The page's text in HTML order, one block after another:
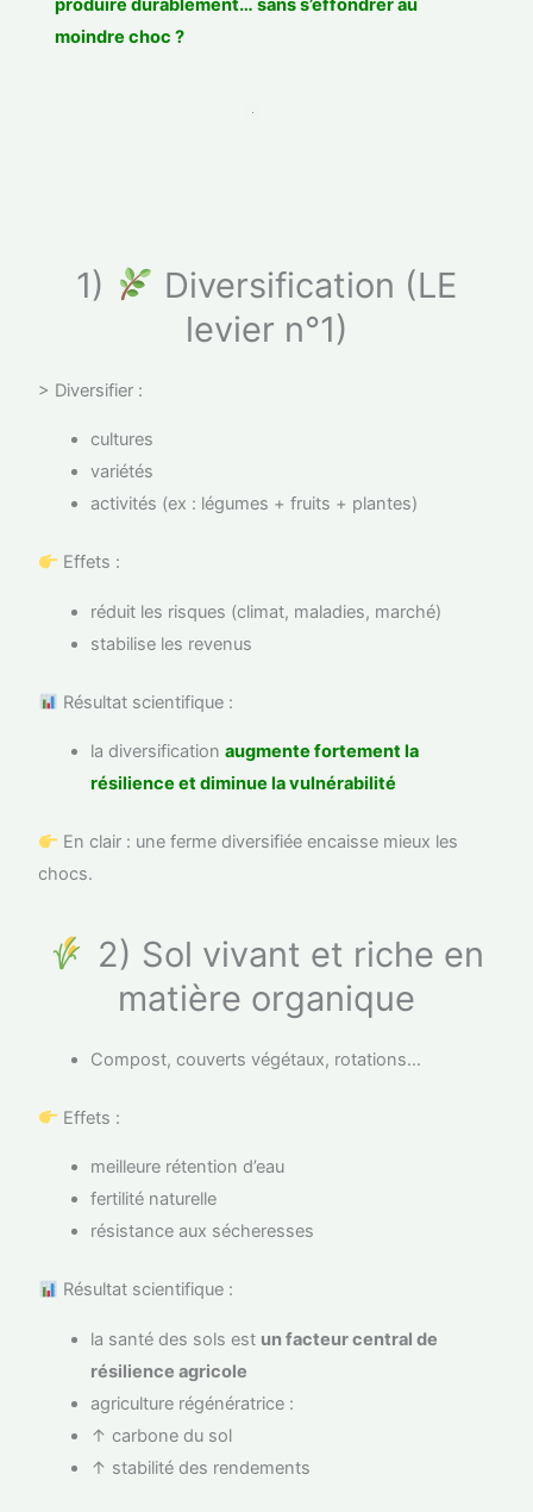
produire durablement… sans s’effondrer au
moindre choc ?
1)
Diversification (LE
levier n°1)
> Diversifier :
cultures
variétés
activités (ex : légumes + fruits + plantes)
Effets :
réduit les risques (climat, maladies, marché)
stabilise les revenus
Résultat scientifique :
la diversification augmente fortement la
résilience et diminue la vulnérabilité
En clair : une ferme diversifiée encaisse mieux les
chocs.
2) Sol vivant et riche en
matière organique
Compost, couverts végétaux, rotations…
Effets :
meilleure rétention d’eau
fertilité naturelle
résistance aux sécheresses
Résultat scientifique :
la santé des sols est un facteur central de
résilience agricole
agriculture régénératrice :
↑ carbone du sol
↑ stabilité des rendements